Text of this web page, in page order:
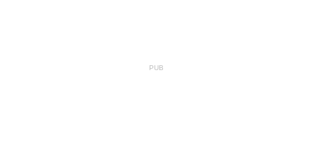
PUB